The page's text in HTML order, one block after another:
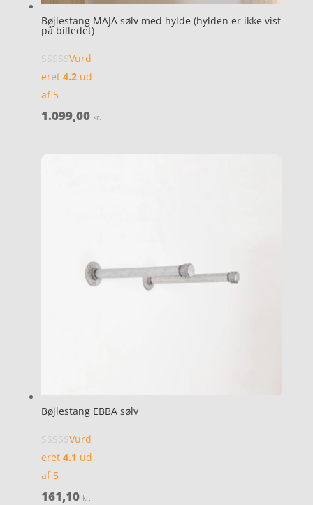
Bøjlestang MAJA sølv med hylde (hylden er ikke vist
på billedet)
Vurd
eret 4.2ud
af 5
1.099,00 kr.
Bøjlestang EBBA sølv
Vurd
eret 4.1 ud
af 5
161,10 kr.